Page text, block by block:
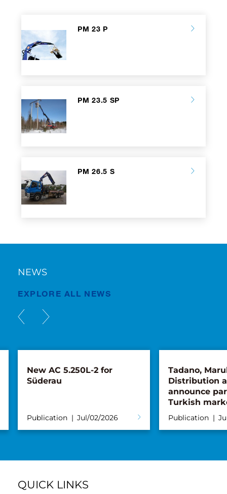
PM 23 P
PM 23.5 SP
PM 26.5 S
NEWS
EXPLORE ALL NEWS
New AC 5.250L-2 for
Süderau
Publication Jul/02/2026
Tadano,
Distribution
announce
Turkish
Publication
QUICK LINKS